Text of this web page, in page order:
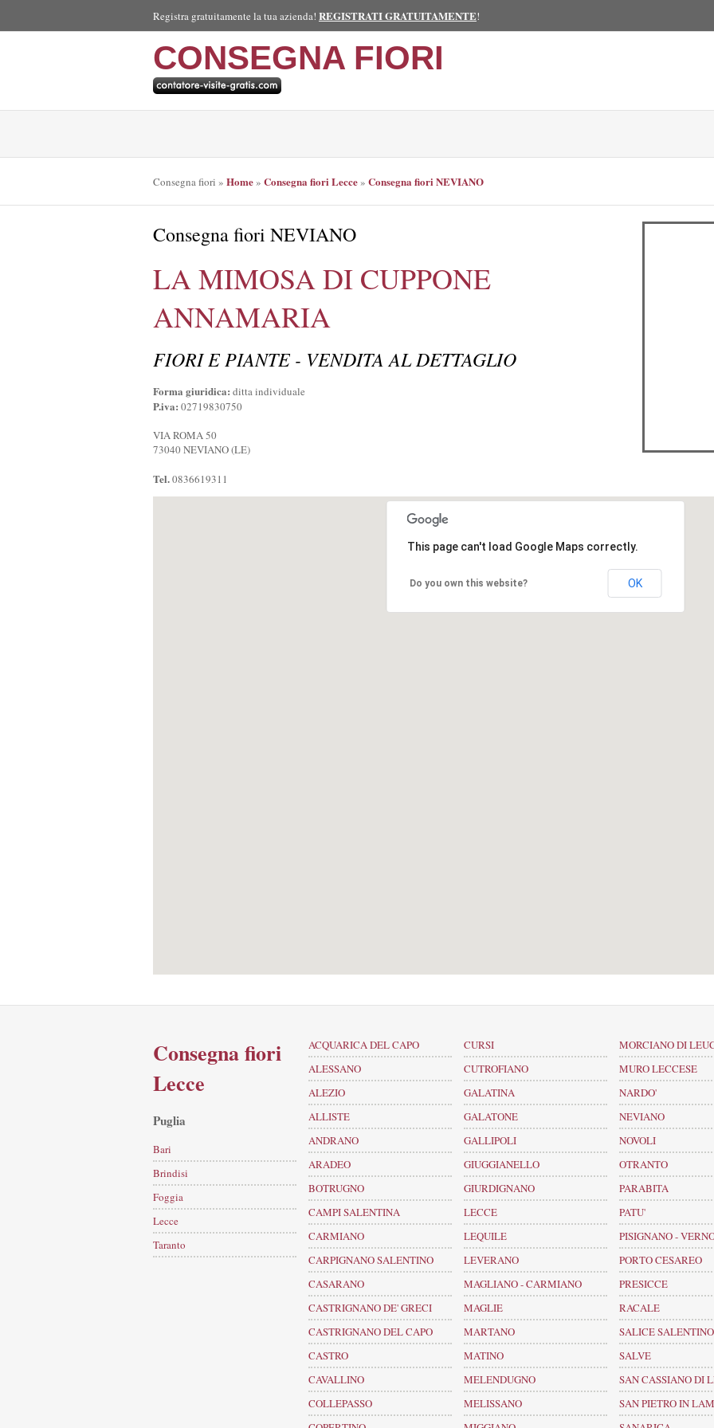
Registra gratuitamente la tua azienda! REGISTRATI GRATUITAMENTE!
CONSEGNA FIORI
Consegna fiori » Home» Consegna fiori Lecce» Consegna fiori NEVIANO
Consegna fiori NEVIANO
LA MIMOSA DI CUPPONE
ANNAMARIA
FIORI E PIANTE - VENDITA AL DETTAGLIO
Forma giuridica: ditta individuale
P.iva: 02719830750
VIA ROMA 50
73040 NEVIANO (LE)
Tel.0836619311
This page can't load Google Maps correctly.
Do you own this website? OK
Consegna fiori
Lecce
Puglia
Bari
Brindisi
Foggia
Lecce
Taranto
ACQUARICA DEL CAPO
ALESSANO
ALEZIO
ALLISTE
ANDRANO
ARADEO
BOTRUGNO
CAMPI SALENTINA
CARMIANO
CARPIGNANO SALENTINO
CASARANO
CASTRIGNANO DE' GRECI
CASTRIGNANO DEL CAPO
CASTRO
CAVALLINO
COLLEPASSO
CURSI
CUTROFIANO
GALATINA
GALATONE
GALLIPOLI
GIUGGIANELLO
GIURDIGNANO
LECCE
LEQUILE
LEVERANO
MAGLIANO - CARMIANO
MAGLIE
MARTANO
MATINO
MELENDUGNO
MELISSANO
MORCIANO DI
MURO LECCESE
NARDO'
NEVIANO
NOVOLI
OTRANTO
PARABITA
PATU'
PISIGNANO -
PORTO CESAREO
PRESICCE
RACALE
SALICE SALENTINO
SALVE
SAN CASSIANO DI
SAN PIETRO IN